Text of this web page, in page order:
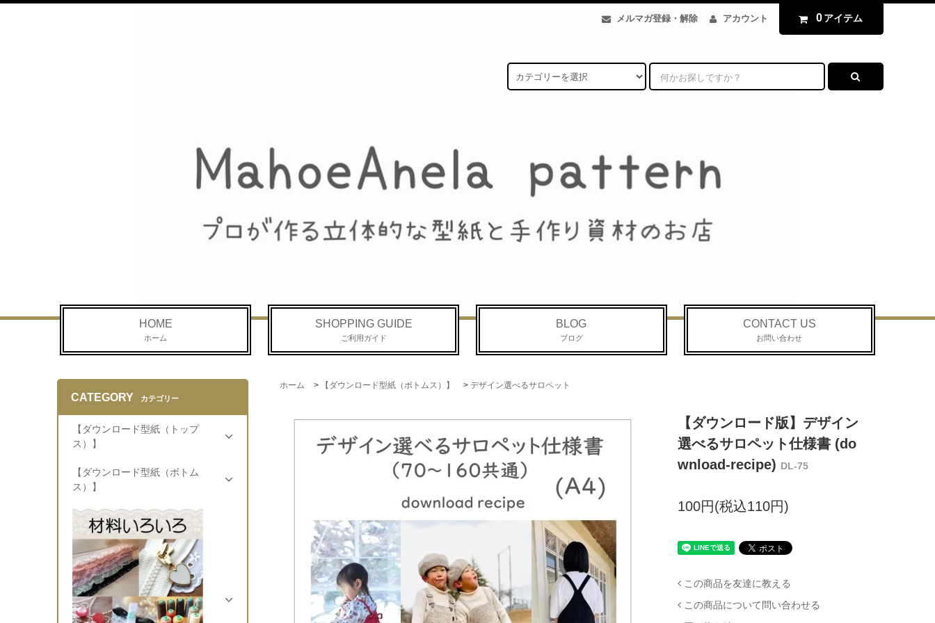
メルマガ登録・解除 アカウント 0 アイテム
HOME
ホーム
SHOPPING GUIDE
ご利用ガイド
BLOG
ブログ
CONTACT US
お問い合わせ
ホーム > 【ダウンロード型紙（ボトムス）】 > デザイン選べるサロペット
【ダウンロード版】デザイン
選べるサロペット仕様書 (do
wnload-recipe) DL-75
100円(税込110円)
この商品を友達に教える
この商品について問い合わせる
CATEGORY カテゴリー
【ダウンロード型紙（トップ
ス）】
【ダウンロード型紙（ボトム
ス）】